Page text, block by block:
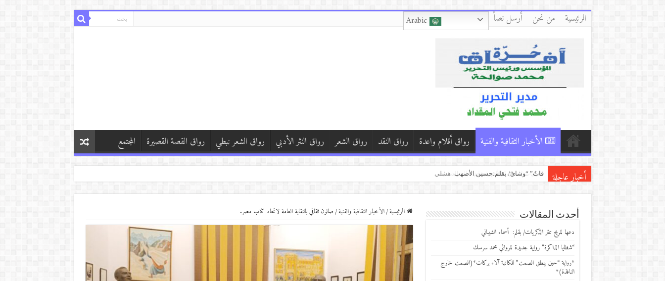
الرئيسية من نحن أرسل نصاً Arabic
الأخبار الثقافية والفنية رواق أقلام واعدة رواق النقد رواق الشعر رواق النثر الأدبي رواق الشعر نبطي رواق القصة القصيرة المجتمع
أخبار عاجلة دعها للريح تنثر الذكريات/ بقلم: أسماء الشيباني
“شظايا الذاكرة” رواية جديدة للروائي محمد سرسك
تمتمات المنفى الأخير/بقلم:خالد الدهشلي
الرئيسية/الأخبار الثقافية والفنية/صالون ثقافي بالنقابة العامة لاتحاد كتاب مصر. أحدث المقالات
دعها للريح تنثر الذكريات/ بقلم: أسماء الشيباني
“شظايا الذاكرة” رواية جديدة للروائي محمد سرسك
*رواية “حين ينطق الصمت” للكاتبة آلاء بركات*(الصمت خارج
النافذة)*